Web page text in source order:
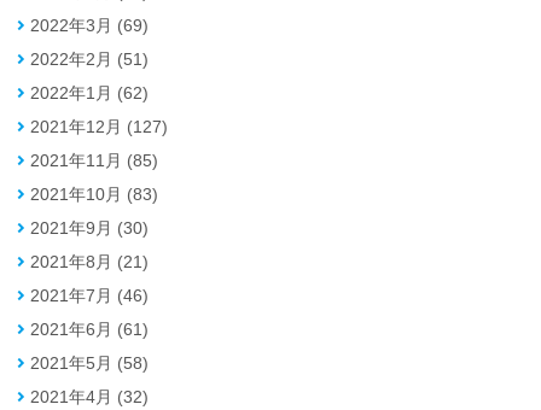
2022年3月 (69)
2022年2月 (51)
2022年1月 (62)
2021年12月 (127)
2021年11月 (85)
2021年10月 (83)
2021年9月 (30)
2021年8月 (21)
2021年7月 (46)
2021年6月 (61)
2021年5月 (58)
2021年4月 (32)